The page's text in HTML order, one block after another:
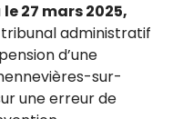
le 27 mars 2025,
tribunal administratif
d’une
sur-
une erreur de